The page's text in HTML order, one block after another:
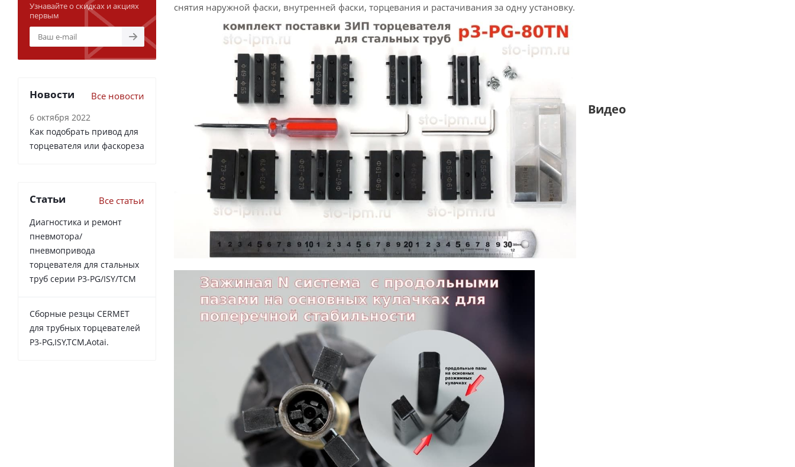
снятия наружной фаски, внутренней фаски, торцевания и растачивания за одну установку.
Видео
Узнавайте о скидках и акциях
первым
Новости Все новости
6 октября 2022
Как подобрать привод для
торцевателя или фаскореза
Статьи Все статьи
Диагностика и ремонт
пневмотора/
пневмопривода
торцевателя для стальных
труб серии P3-PG/ISY/TCM
Сборные резцы CERMET
для трубных торцевателей
P3-PG,ISY,TCM,Aotai.